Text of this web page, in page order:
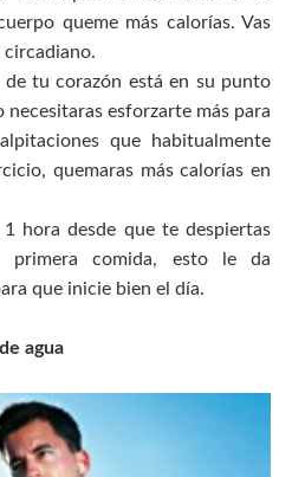
queme más calorías. Vas
tu corazón está en su punto
necesitaras esforzarte más para
que habitualmente
quemaras más calorías en
hora desde que te despiertas
primera comida, esto le da
que inicie bien el día.
agua